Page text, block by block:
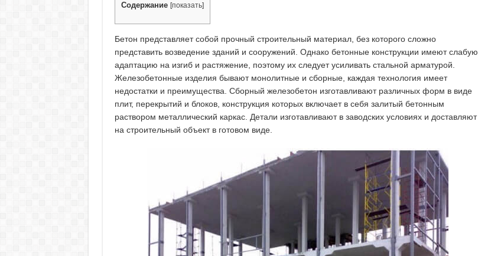
Содержание [показать]
Бетон представляет собой прочный строительный материал, без которого сложно
представить возведение зданий и сооружений. Однако бетонные конструкции имеют слабую
адаптацию на изгиб и растяжение, поэтому их следует усиливать стальной арматурой.
Железобетонные изделия бывают монолитные и сборные, каждая технология имеет
недостатки и преимущества. Сборный железобетон изготавливают различных форм в виде
плит, перекрытий и блоков, конструкция которых включает в себя залитый бетонным
раствором металлический каркас. Детали изготавливают в заводских условиях и доставляют
на строительный объект в готовом виде.